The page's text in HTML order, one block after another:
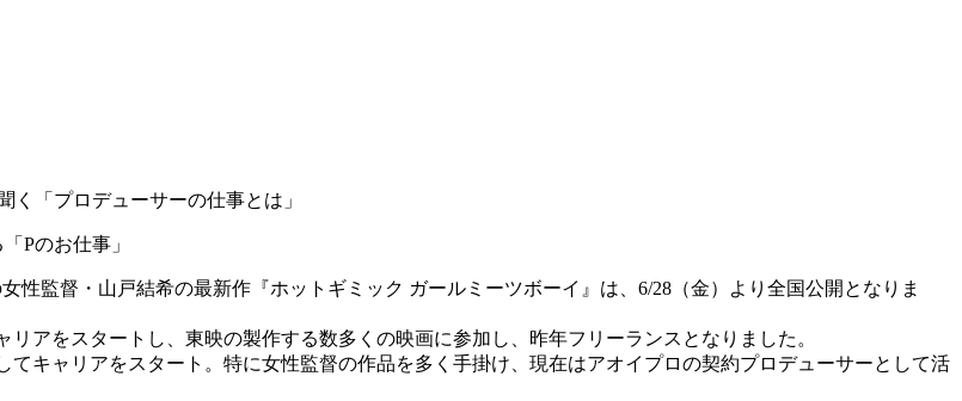
Pのお仕事」
性監督・山戸結希の最新作『ホットギミック ガールミーツボーイ』は、6/28（金）より全国公開となりま
アをスタートし、東映の製作する数多くの映画に参加し、昨年フリーランスとなりました。
キャリアをスタート。特に女性監督の作品を多く手掛け、現在はアオイプロの契約プロデューサーとして活